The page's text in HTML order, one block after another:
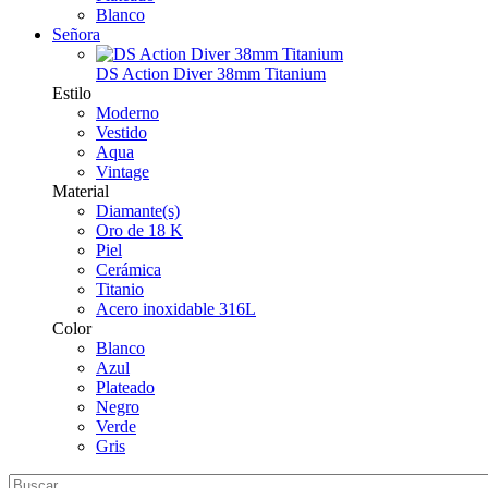
Blanco
Señora
DS Action Diver 38mm Titanium
Estilo
Moderno
Vestido
Aqua
Vintage
Material
Diamante(s)
Oro de 18 K
Piel
Cerámica
Titanio
Acero inoxidable 316L
Color
Blanco
Azul
Plateado
Negro
Verde
Gris